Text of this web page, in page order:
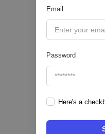
Email
Password
Here's a
July 28
Fintech